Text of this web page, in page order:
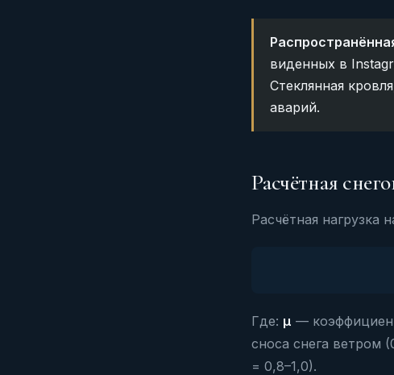
виденных в
Стеклянная
аварий.
Расчётная
Расчётная нагрузка
Где: µ —
сноса снега ветром
= 0,8–1,0).